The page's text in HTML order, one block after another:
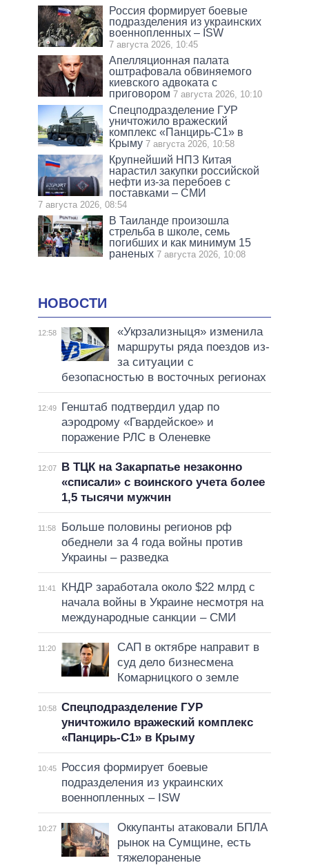
Россия формирует боевые
подразделения из украинских
военнопленных – ISW
7 августа 2026, 10:45
Апелляционная палата
оштрафовала обвиняемого
киевского адвоката с
приговором 7 августа 2026, 10:10
Спецподразделение ГУР
уничтожило вражеский
комплекс «Панцирь-С1» в
Крыму 7 августа 2026, 10:58
Крупнейший НПЗ Китая
нарастил закупки российской
нефти из-за перебоев с
поставками – СМИ
7 августа 2026, 08:54
В Таиланде произошла
стрельба в школе, семь
погибших и как минимум 15
раненых 7 августа 2026, 10:08
НОВОСТИ
12:58
«Укрзализныця» изменила
маршруты ряда поездов из-
за ситуации с
безопасностью в восточных регионах
12:49
Генштаб подтвердил удар по
аэродрому «Гвардейское» и
поражение РЛС в Оленевке
12:07
В ТЦК на Закарпатье незаконно
«списали» с воинского учета более
1,5 тысячи мужчин
11:58
Больше половины регионов рф
обеднели за 4 года войны против
Украины – разведка
11:41
КНДР заработала около $22 млрд с
начала войны в Украине несмотря на
международные санкции – СМИ
11:20
САП в октябре направит в
суд дело бизнесмена
Комарницкого о земле
10:58 Спецподразделение ГУР
уничтожило вражеский комплекс
«Панцирь-С1» в Крыму
10:45
Россия формирует боевые
подразделения из украинских
военнопленных – ISW
10:27
Оккупанты атаковали БПЛА
рынок на Сумщине, есть
тяжелораненые